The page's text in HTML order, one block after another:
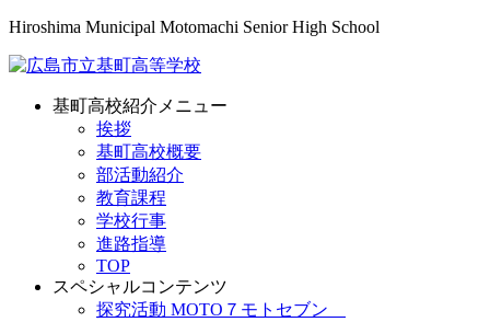
Hiroshima Municipal Motomachi Senior High School
基町高校紹介メニュー
挨拶
基町高校概要
部活動紹介
教育課程
学校行事
進路指導
TOP
スペシャルコンテンツ
探究活動 MOTO７モトセブン